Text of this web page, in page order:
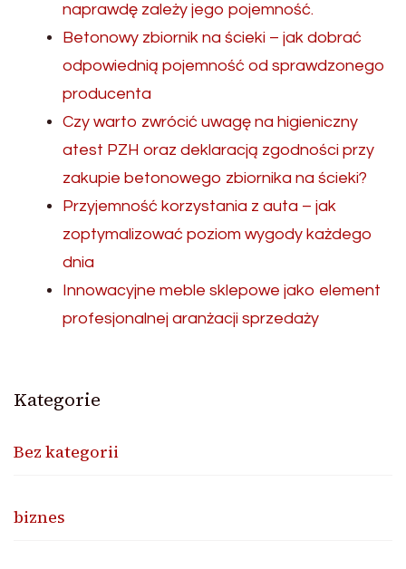
naprawdę zależy jego pojemność.
Betonowy zbiornik na ścieki – jak dobrać
odpowiednią pojemność od sprawdzonego
producenta
Czy warto zwrócić uwagę na higieniczny
atest PZH oraz deklaracją zgodności przy
zakupie betonowego zbiornika na ścieki?
Przyjemność korzystania z auta – jak
zoptymalizować poziom wygody każdego
dnia
Innowacyjne meble sklepowe jako element
profesjonalnej aranżacji sprzedaży
Kategorie
Bez kategorii
biznes